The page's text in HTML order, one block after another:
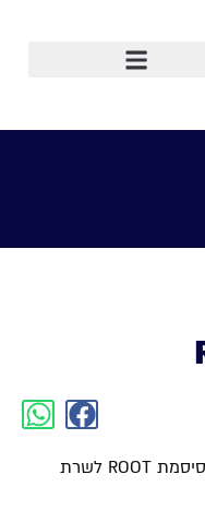
במדריך הבא נסביר כיצד לבצע שינוי סיסמת ROOT לשרת